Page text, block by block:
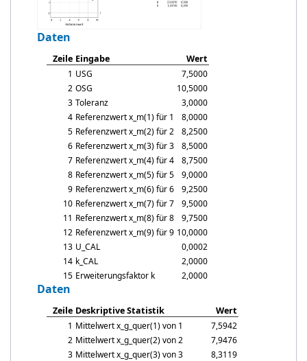
Daten
Zeile Eingabe Wert
1 USG
7,5000
2 OSG
10,5000
3 Toleranz
3,0000
4 Referenzwertx_m(1) für 1
8,0000
5 Referenzwertx_m(2) für 2
8,2500
6 Referenzwertx_m(3) für 3
8,5000
7 Referenzwertx_m(4) für 4
8,7500
8 Referenzwertx_m(5) für 5
9,0000
9 Referenzwertx_m(6) für 6
9,2500
10 Referenzwertx_m(7) für 7
9,5000
11 Referenzwertx_m(8) für 8
9,7500
12 Referenzwertx_m(9) für 9 10,0000
13 U_CAL
0,0002
14 k_CAL
2,0000
15 Erweiterungsfaktor k 2,0000
Daten
Zeile Deskriptive Statistik Wert
1 Mittelwertx_g_quer(1) von 1
7,5942
2 Mittelwertx_g_quer(2) von 2
7,9476
3 Mittelwertx_g_quer(3) von 3
8,3119